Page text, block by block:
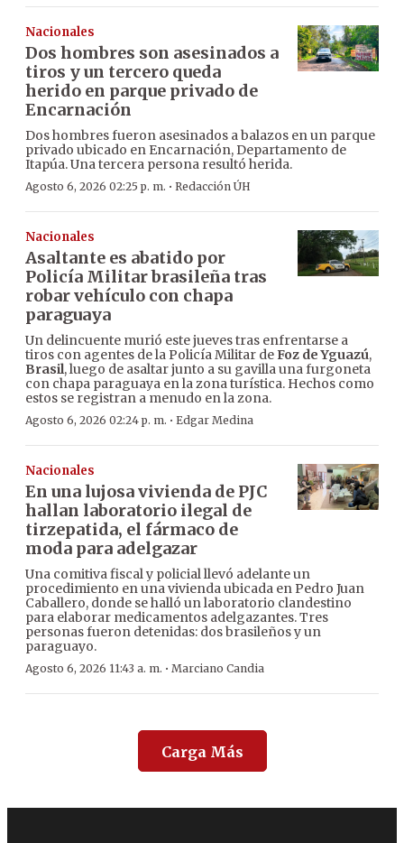
Nacionales
Dos hombres son asesinados a
tiros y un tercero queda
herido en parque privado de
Encarnación
Dos hombres fueron asesinados a balazos en un parque
privado ubicado en Encarnación, Departamento de
Itapúa. Una tercera persona resultó herida.
Agosto 6, 2026 02:25 p. m. · Redacción ÚH
Nacionales
Asaltante es abatido por
Policía Militar brasileña tras
robar vehículo con chapa
paraguaya
Un delincuente murió este jueves tras enfrentarse a
tiros con agentes de la Policía Militar deFoz de Yguazú,
Brasil, luego de asaltar junto a su gavilla una furgoneta
con chapa paraguaya en la zona turística. Hechos como
estos se registran a menudo en la zona.
Agosto 6, 2026 02:24 p. m. · Edgar Medina
Nacionales
En una lujosa vivienda de PJC
hallan laboratorio ilegal de
tirzepatida, el fármaco de
moda para adelgazar
Una comitiva fiscal y policial llevó adelante un
procedimiento en una vivienda ubicada en Pedro Juan
Caballero, donde se halló un laboratorio clandestino
para elaborar medicamentos adelgazantes. Tres
personas fueron detenidas: dos brasileños y un
paraguayo.
Agosto 6, 2026 11:43 a. m. · Marciano Candia
Carga Más